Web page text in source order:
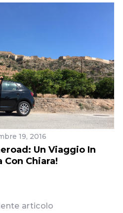
19, 2016
Un Viaggio In
Con Chiara!
articolo